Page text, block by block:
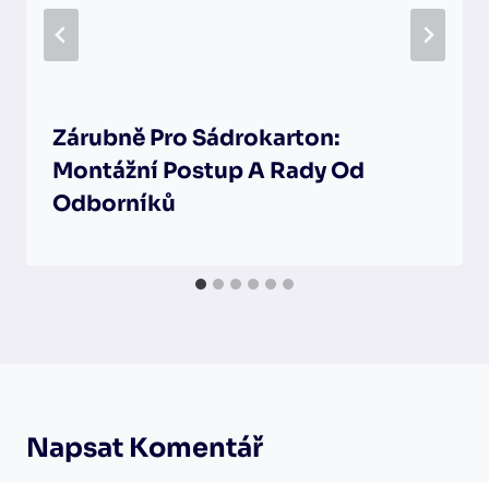
Zárubně Pro Sádrokarton:
Montážní Postup A Rady Od
Odborníků
Napsat Komentář